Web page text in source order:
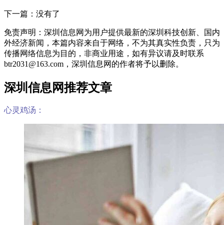
下一篇：没有了
免责声明：深圳信息网为用户提供最新的深圳科技创新、国内
外经济新闻，本篇内容来自于网络，不为其真实性负责，只为
传播网络信息为目的，非商业用途，如有异议请及时联系
btr2031@163.com，深圳信息网的作者将予以删除。
深圳信息网推荐文章
心灵鸡汤：